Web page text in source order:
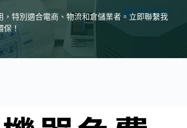
特別適合電商、物流和倉儲業者。立即聯繫我
保！